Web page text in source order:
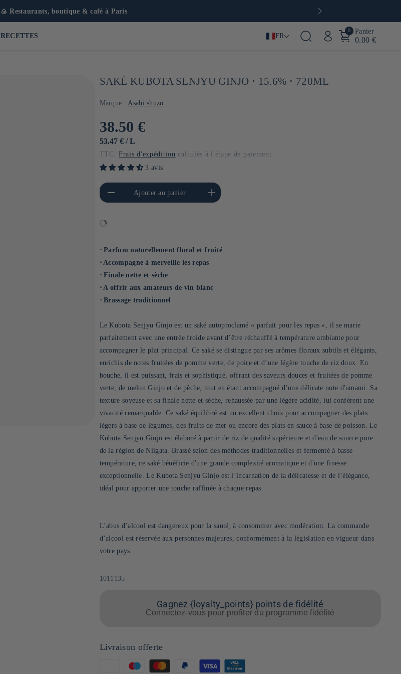
🍙 Restaurants, boutique & café à Paris
RECETTES FR
0 Panier
0.00 €
SAKÉ KUBOTA SENJYU GINJO ⋅ 15.6% ⋅ 720ML
Marque : Asahi shuzo
Prix
habituel
38.50 €
PRIX
53.47 € / PAR
L
TTC. Frais d'expédition calculés à l'étape de paiement.
3 avis
Réduire la quantité de Default
Title
Ajouter au panier
Augmenter la quantité de
Default Title
⋅ Parfum naturellement floral et fruité
⋅ Accompagne à merveille les repas
⋅ Finale nette et sèche
⋅ A offrir aux amateurs de vin blanc
⋅ Brassage traditionnel
Le Kubota Senjyu Ginjo est un saké autoproclamé « parfait pour les repas », il se marie
parfaitement avec une entrée froide avant d’être réchauffé à température ambiante pour
accompagner le plat principal. Ce saké se distingue par ses arômes floraux subtils et élégants,
enrichis de notes fruitées de pomme verte, de poire et d’une légère touche de riz doux. En
bouche, il est puissant, frais et sophistiqué, offrant des saveurs douces et fruitées de pomme
verte, de melon Ginjo et de pêche, tout en étant accompagné d’une délicate note d'umami. Sa
texture soyeuse et sa finale nette et sèche, rehaussée par une légère acidité, lui confèrent une
vivacité remarquable. Ce saké équilibré est un excellent choix pour accompagner des plats
légers à base de légumes, des fruits de mer ou encore des plats en sauce à base de poisson. Le
Kubota Senjyu Ginjo est élaboré à partir de riz de qualité supérieure et d'eau de source pure
de la région de Niigata. Brassé selon des méthodes traditionnelles et fermenté à basse
température, ce saké bénéficie d'une grande complexité aromatique et d'une finesse
exceptionnelle. Le Kubota Senjyu Ginjo est l’incarnation de la délicatesse et de l’élégance,
idéal pour apporter une touche raffinée à chaque repas.
L’abus d’alcool est dangereux pour la santé, à consommer avec modération. La commande
d’alcool est réservée aux personnes majeures, conformément à la législation en vigueur dans
votre pays.
SKU:
1011135
Gagnez {loyalty_points} points de fidélité
Connectez-vous pour profiter du programme fidélité
Livraison offerte